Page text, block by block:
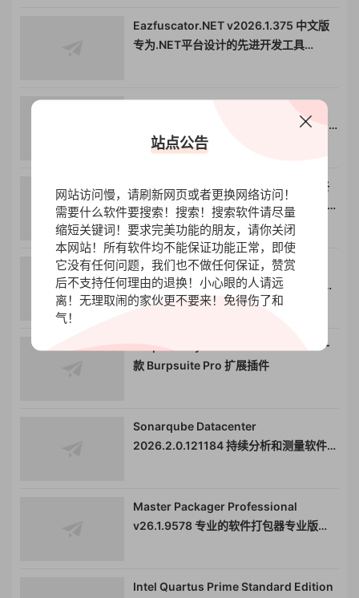
Eazfuscator.NET v2026.1.375 中文版
专为.NET平台设计的先进开发工具
Professional v10.1.33 (24 Feb 2026) +
CRACK
Eziriz .NET Reactor v7.5.0.0 安装版终
极.NET混淆器代码保护和软件防盗版工具
081307
TESSY 5.1.13 tessy 5.1.13 加密狗版
Tessy5.1.13 软件测试激活版 单元测试集
成测试工具
Burp Bounty Pro v2.4.2 CRACKED 一
款 Burpsuite Pro 扩展插件
Sonarqube Datacenter
2026.2.0.121184 持续分析和测量软件代
Master Packager Professional
v26.1.9578 专业的软件打包器专业版
Intel Quartus Prime Standard Edition
站点公告
网站访问慢，请刷新网页或者更换网络访问！
需要什么软件要搜索！搜索！搜索软件请尽量
缩短关键词！要求完美功能的朋友，请你关闭
本网站！所有软件均不能保证功能正常，即使
它没有任何问题，我们也不做任何保证，赞赏
后不支持任何理由的退换！小心眼的人请远
离！无理取闹的家伙更不要来！免得伤了和
气！